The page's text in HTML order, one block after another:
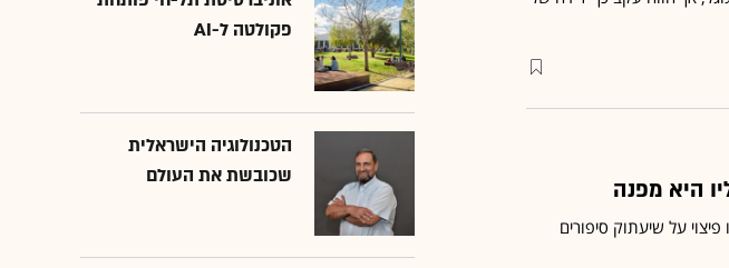
היא מפנה
על שיעתוק סיפורים
פקולטה ל-AI
הטכנולוגיה הישראלית
שכובשת את העולם